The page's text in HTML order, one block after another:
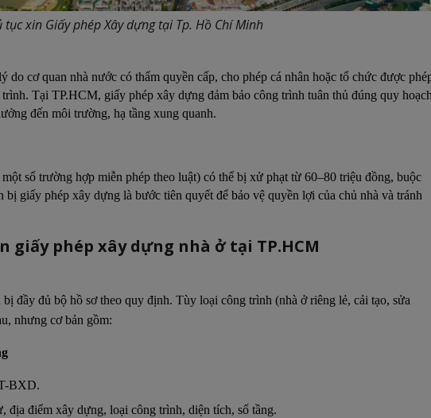
tục xin Giấy phép Xây dựng tại Tp. Hồ Chí Minh
do cơ quan nhà nước có thẩm quyền cấp, cho phép cá nhân hoặc tổ chức được
Tại TP.HCM, giấy phép xây dựng đảm bảo công trình tuân thủ đúng quy hoạch
đến môi trường, hạ tầng xung quanh.
số trường hợp miễn phép theo luật) có thể bị xử phạt từ 60–80 triệu đồng, buộc
bị giấy phép xây dựng là bước tiên quyết để bảo vệ quyền lợi của chủ nhà và tránh
giấy phép xây dựng nhà ở tại TP.HCM
đầy đủ bộ hồ sơ theo quy định. Tùy loại công trình (nhà ở riêng lẻ, cải tạo, sửa
nhưng cơ bản gồm:
BXD.
địa điểm xây dựng, loại công trình, diện tích, số tầng.